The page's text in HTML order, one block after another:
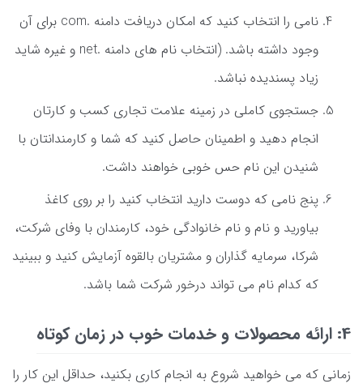
نامی را انتخاب کنید که امکان دریافت دامنه .com برای آن
وجود داشته باشد. (انتخاب نام های دامنه .net و غیره شاید
زیاد پسندیده نباشد.
جستجوی کاملی در زمینه علامت تجاری کسب و کارتان
انجام دهید و اطمینان حاصل کنید که شما و کارمندانتان با
شنیدن این نام حس خوبی خواهند داشت.
پنج نامی که دوست دارید انتخاب کنید را بر روی کاغذ
بیاورید و نام و نام خانوادگی خود، کارمندان با وفای شرکت،
شرکا، سرمایه گذاران و مشتریان بالقوه آزمایش کنید و ببینید
که کدام نام می تواند درخور شرکت شما باشد.
4: ارائه محصولات و خدمات خوب در زمان کوتاه
زمانی که می خواهید شروع به انجام کاری بکنید، حداقل این کار را